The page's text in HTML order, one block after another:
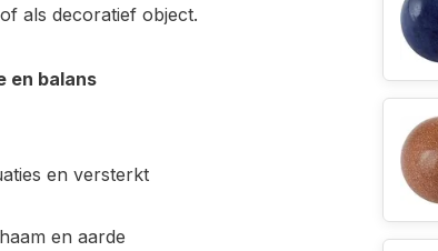
als decoratief object.
en balans
en versterkt
en aarde